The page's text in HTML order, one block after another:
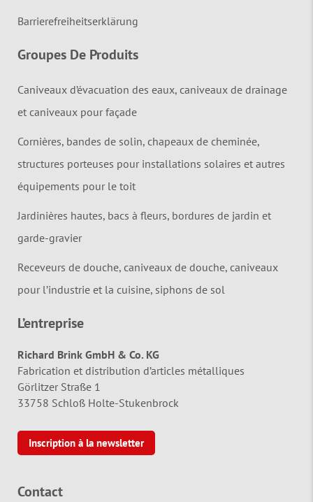
Barrierefreiheitserklärung
Groupes De Produits
Caniveaux d’évacuation des eaux, caniveaux de drainage
et caniveaux pour façade
Cornières, bandes de solin, chapeaux de cheminée,
structures porteuses pour installations solaires et autres
équipements pour le toit
Jardinières hautes, bacs à fleurs, bordures de jardin et
garde-gravier
Receveurs de douche, caniveaux de douche, caniveaux
pour l’industrie et la cuisine, siphons de sol
L’entreprise
Richard Brink GmbH & Co. KG
Fabrication et distribution d’articles métalliques
Görlitzer Straße 1
33758 Schloß Holte-Stukenbrock
Inscription à la newsletter
Contact